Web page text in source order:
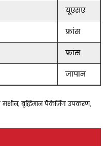
यूएसए
फ्रांस
फ्रांस
जापान
मशीन, बुद्धिमान पैकेजिंग उपकरण,